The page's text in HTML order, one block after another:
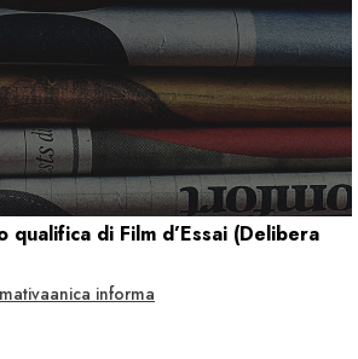
qualifica di Film d’Essai (Delibera
anica informa